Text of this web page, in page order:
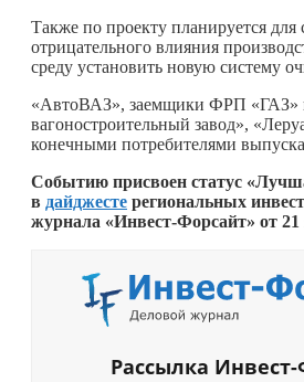
Также по проекту планируется
отрицательного влияния
среду установить новую систему
«АвтоВАЗ», заемщики ФРП «ГАЗ»
вагоностроительный завод»,
конечными потребителями
Событию присвоен статус
в дайджесте региональных
журнала «Инвест-Форсайт» от 21
Рассылка